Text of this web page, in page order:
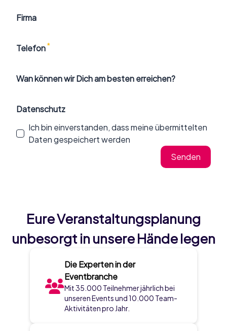
Firma
Telefon *
Wan können wir Dich am besten erreichen?
Datenschutz
Ich bin einverstanden, dass meine übermittelten
Daten gespeichert werden
Senden
Eure Veranstaltungsplanung
unbesorgt in unsere Hände legen
Die Experten in der
Eventbranche
Mit 35.000 Teilnehmer jährlich bei
unseren Events und 10.000 Team-
Aktivitäten pro Jahr.